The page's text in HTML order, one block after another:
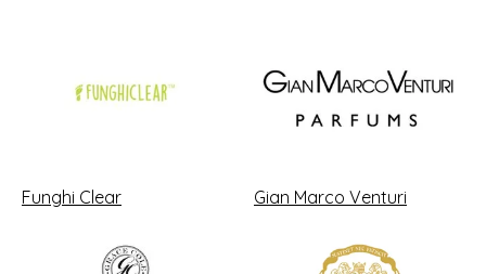
Funghi Clear Gian Marco Venturi